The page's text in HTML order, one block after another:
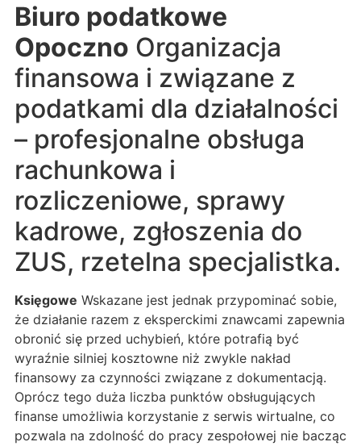
Biuro podatkowe
Opoczno Organizacja
finansowa i związane z
podatkami dla działalności
– profesjonalne obsługa
rachunkowa i
rozliczeniowe, sprawy
kadrowe, zgłoszenia do
ZUS, rzetelna specjalistka.
Księgowe Wskazane jest jednak przypominać sobie,
że działanie razem z eksperckimi znawcami zapewnia
obronić się przed uchybień, które potrafią być
wyraźnie silniej kosztowne niż zwykle nakład
finansowy za czynności związane z dokumentacją.
Oprócz tego duża liczba punktów obsługujących
finanse umożliwia korzystanie z serwis wirtualne, co
pozwala na zdolność do pracy zespołowej nie bacząc